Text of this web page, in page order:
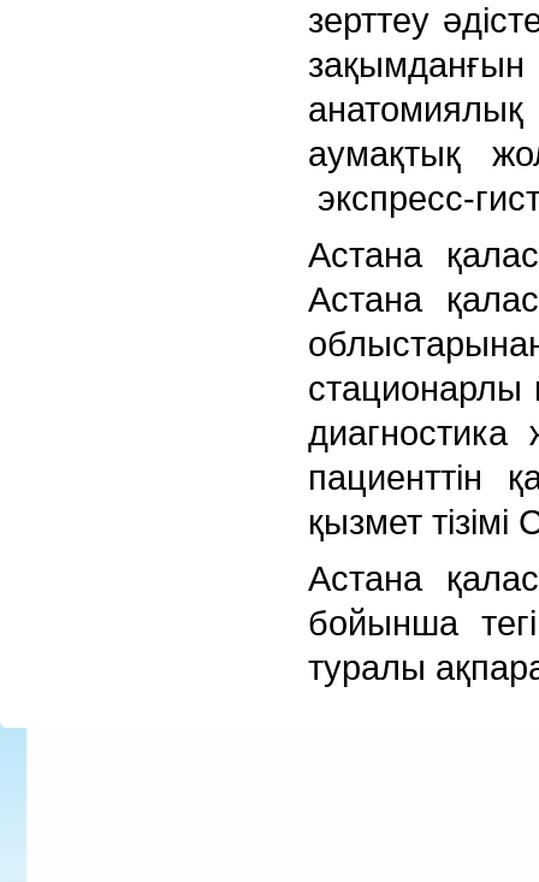
зерттеу
аумақтық
экспресс-
Астана
Астана
стационарлы
пациенттін
қызмет
Астана
бойынша
туралы